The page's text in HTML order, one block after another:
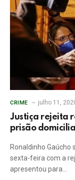
CRIME julho 11,
Justiça rejeita
prisão
Ronaldinho Gaúcho
sexta-feira com a
apresentou para…